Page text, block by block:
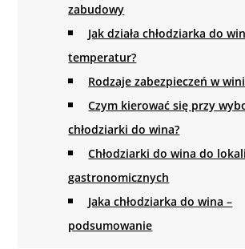
zabudowy
Jak działa chłodziarka do
temperatur?
Rodzaje zabezpieczeń w
Czym kierować się przy
chłodziarki do wina?
Chłodziarki do wina do lokali
gastronomicznych
Jaka chłodziarka do wina –
podsumowanie